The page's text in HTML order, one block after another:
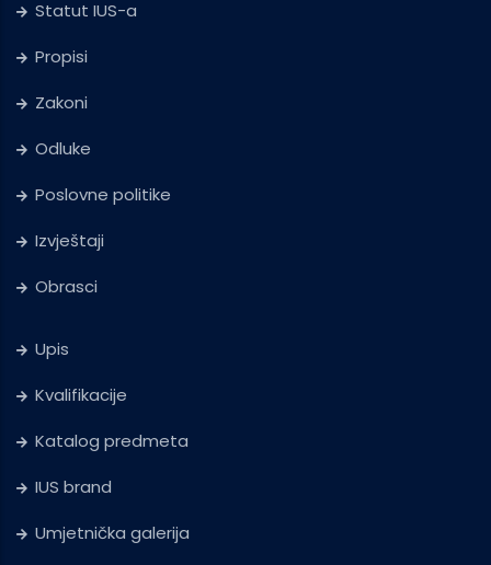
Statut IUS-a
Propisi
Zakoni
Odluke
Poslovne politike
Izvještaji
Obrasci
Upis
Kvalifikacije
Katalog predmeta
IUS brand
Umjetnička galerija